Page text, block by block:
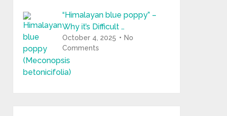
“Himalayan blue poppy” –
Why it’s Difficult …
October 4, 2025
No
Comments